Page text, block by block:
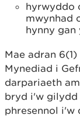
hyrwyddo
mwynhad
hynny gan
Mae adran
Mynediad i
darpariaeth
bryd i'w gilydd
phresennol i'w